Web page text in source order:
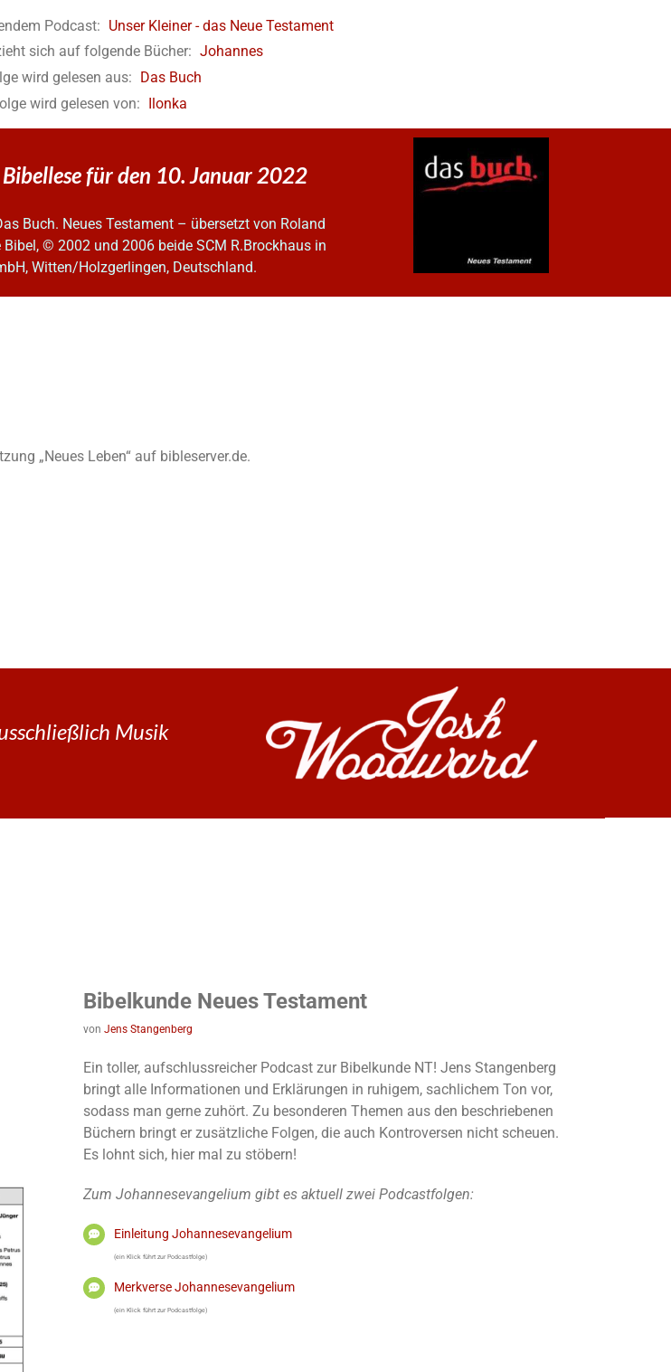
Podcast: Unser Kleiner - das Neue Testament
sich auf folgende Bücher: Johannes
wird gelesen aus:
Das Buch
wird gelesen von: Ilonka
Bibellese für den 10. Januar 2022
Buch. Neues Testament – übersetzt von Roland
Bibel, © 2002 und 2006 beide SCM R.Brockhaus in
Witten/Holzgerlingen, Deutschland.
„Neues Leben“ auf bibleserver.de.
Musik
Bibelkunde Neues Testament
von Jens Stangenberg
Ein toller, aufschlussreicher Podcast zur Bibelkunde NT! Jens Stangenberg
bringt alle Informationen und Erklärungen in ruhigem, sachlichem Ton vor,
sodass man gerne zuhört. Zu besonderen Themen aus den beschriebenen
Büchern bringt er zusätzliche Folgen, die auch Kontroversen nicht scheuen.
Es lohnt sich, hier mal zu stöbern!
Zum Johannesevangelium gibt es aktuell zwei Podcastfolgen:
Einleitung Johannesevangelium
(ein Klick führt zur Podcastfolge)
Merkverse Johannesevangelium
(ein Klick führt zur Podcastfolge)